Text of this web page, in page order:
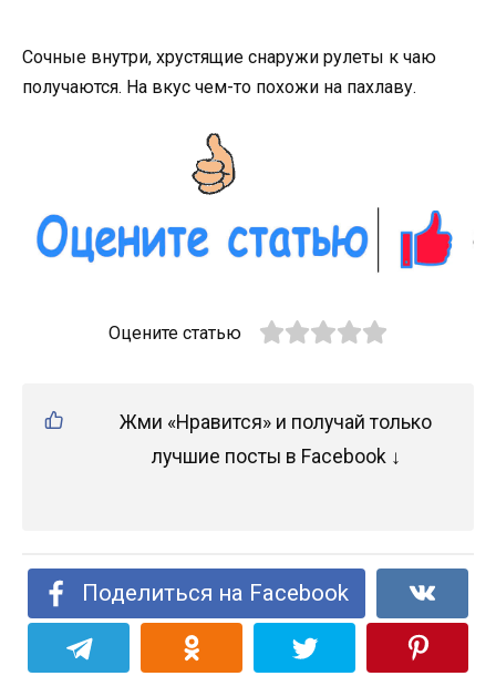
Сочные внутри, хрустящие снаружи рулеты к чаю
получаются. На вкус чем-то похожи на пахлаву.
Оцените статью
Жми «Нравится» и получай только
лучшие посты в Facebook ↓
Поделиться на Facebook